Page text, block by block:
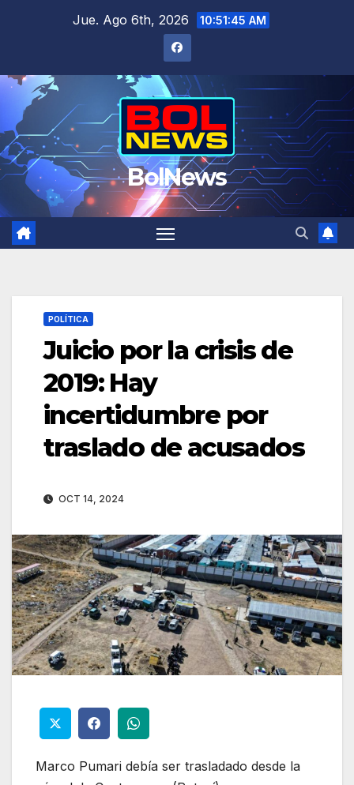
Jue. Ago 6th, 2026 10:51:45 AM
BolNews
POLÍTICA
Juicio por la crisis de
2019: Hay
incertidumbre por
traslado de acusados
OCT 14, 2024
Marco Pumari debía ser trasladado desde la